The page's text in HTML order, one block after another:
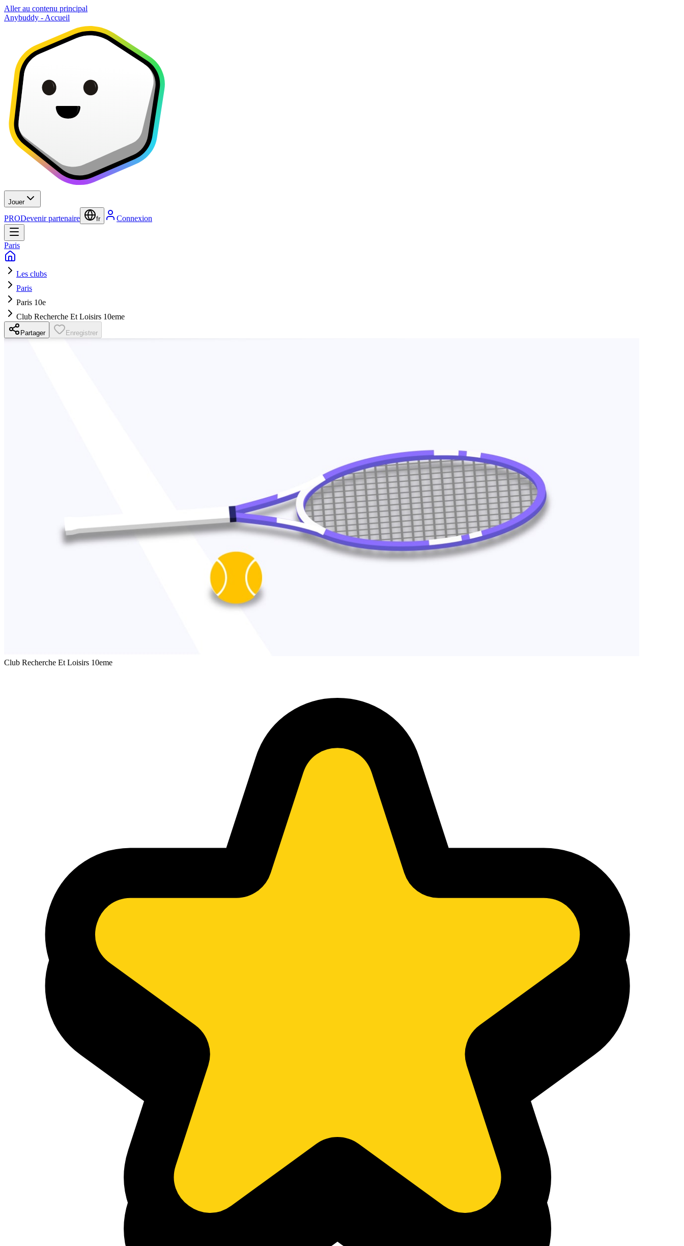
Aller au contenu principal
Anybuddy - Accueil
Jouer
PRODevenir partenaire fr Connexion
Paris
Les clubs
Paris
Paris 10e
Club Recherche Et Loisirs 10eme
Partager Enregistrer
Club Recherche Et Loisirs 10eme